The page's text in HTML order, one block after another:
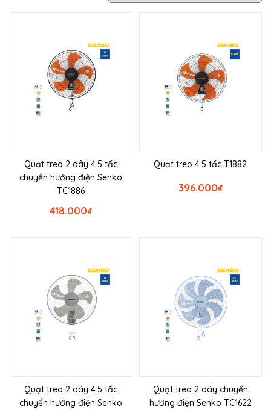
Quạt treo 2 dây 4.5 tấc
chuyển hướng điện Senko
TC1886
₫
418.000
Quạt treo 4.5 tấc T1882
₫
396.000
Quạt treo 2 dây 4.5 tấc
chuyển hướng điện Senko
Quạt treo 2 dây chuyển
hướng điện Senko TC1622